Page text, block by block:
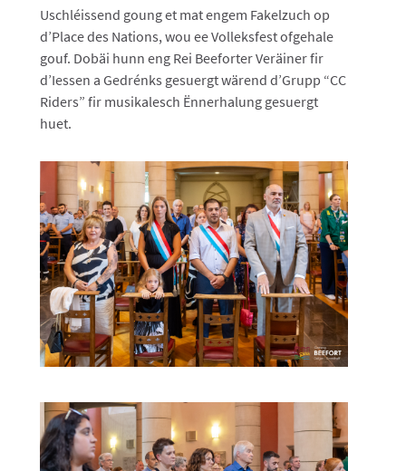
Uschléissend goung et mat engem Fakelzuch op
d’Place des Nations, wou ee Volleksfest ofgehale
gouf. Dobäi hunn eng Rei Beeforter Veräiner fir
d’Iessen a Gedrénks gesuergt wärend d’Grupp “CC
Riders” fir musikalesch Ënnerhalung gesuergt
huet.